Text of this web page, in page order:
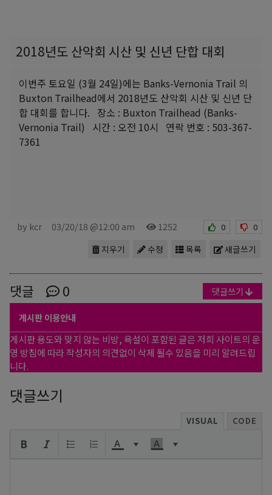
2018년도 산악회 시산 및 신년 단합 대회
이번주 토요일 (3월 24일)에는 Banks-Vernonia Trail 의
Buxton Trailhead에서 2018년도 산악회 시산 및 신년 단
합 대회를 합니다. 장소 : Buxton Trailhead (Banks-
Vernonia Trail) 시간 : 오전 10시 연락 번호 : 503-367-
7361
by kcr 03/20/18 @12:00 am 1252 0 0
새글쓰기
목록
수정
지우기
댓글 0 댓글쓰기
게시판 이용안내
게시판 용도와 맞지 않는 비방, 욕설이 포함된 글은 저희 사이트의 운
영 방침에 따라 작성자의 의견없이 삭제 될수 있음을 미리 알려드립
니다.
댓글쓰기
VISUAL CODE